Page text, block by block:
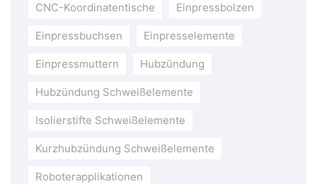
CNC-Koordinatentische Einpressbolzen
Einpressbuchsen Einpresselemente
Einpressmuttern Hubzündung
Hubzündung Schweißelemente
Isolierstifte Schweißelemente
Kurzhubzündung Schweißelemente
Roboterapplikationen